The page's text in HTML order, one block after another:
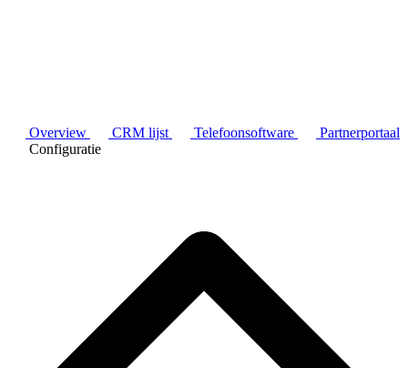
Overview CRM lijst Telefoonsoftware
Partnerportaal
Configuratie